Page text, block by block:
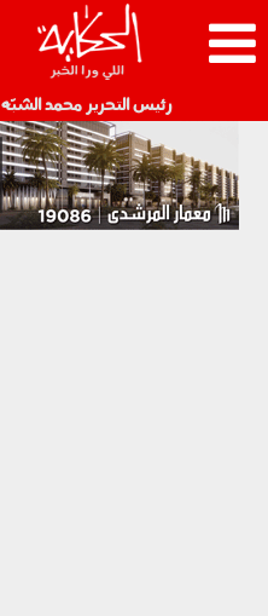
رئيس التحرير محمد الشبّه